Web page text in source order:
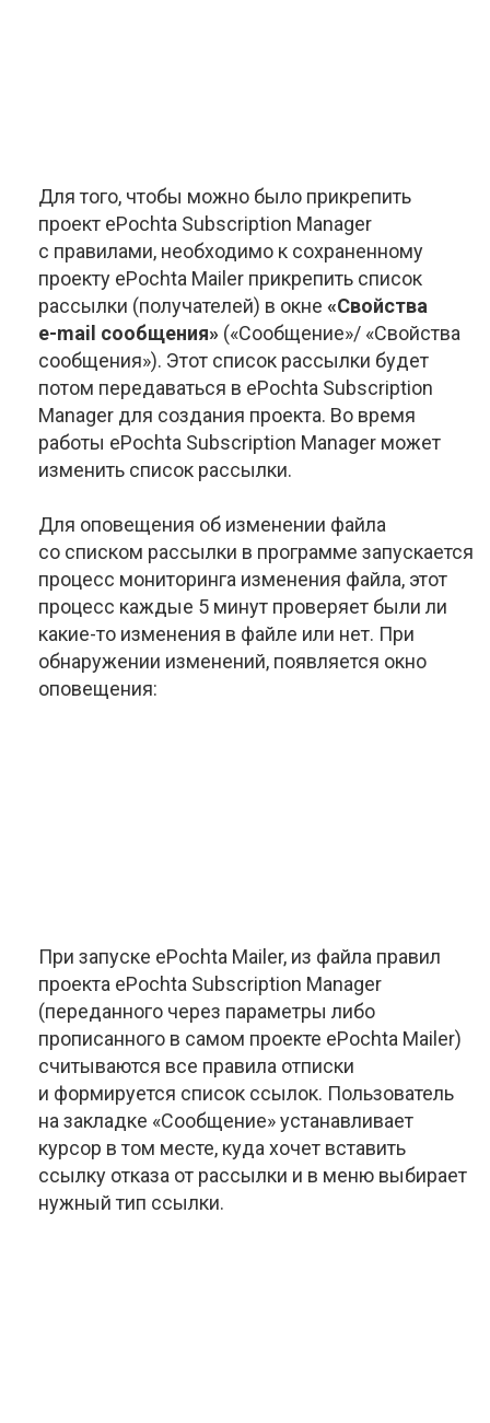
Для того, чтобы можно было прикрепить
проект ePochta Subscription Manager
с правилами, необходимо к сохраненному
проекту ePochta Mailer прикрепить список
рассылки (получателей) в окне «Свойства
e-mail сообщения» («Сообщение»/ «Свойства
сообщения»). Этот список рассылки будет
потом передаваться в ePochta Subscription
Manager для создания проекта. Во время
работы ePochta Subscription Manager может
изменить список рассылки.
Для оповещения об изменении файла
со списком рассылки в программе запускается
процесс мониторинга изменения файла, этот
процесс каждые 5 минут проверяет были ли
какие-то изменения в файле или нет. При
обнаружении изменений, появляется окно
оповещения:
При запуске ePochta Mailer, из файла правил
проекта ePochta Subscription Manager
(переданного через параметры либо
прописанного в самом проекте ePochta Mailer)
считываются все правила отписки
и формируется список ссылок. Пользователь
на закладке «Сообщение» устанавливает
курсор в том месте, куда хочет вставить
ссылку отказа от рассылки и в меню выбирает
нужный тип ссылки.